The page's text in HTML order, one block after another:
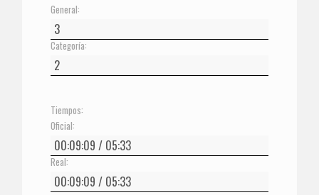
General:
Categoría:
Tiempos:
Oficial:
Real: